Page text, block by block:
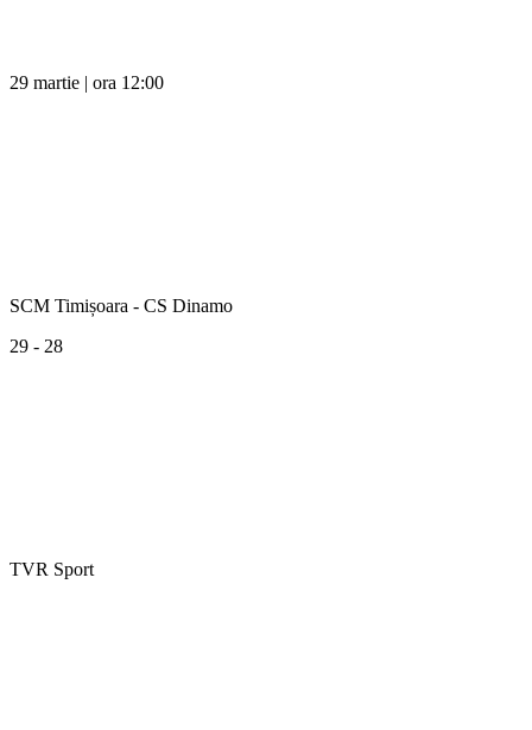
29 martie | ora 12:00
SCM Timișoara - CS Dinamo
29 - 28
TVR Sport